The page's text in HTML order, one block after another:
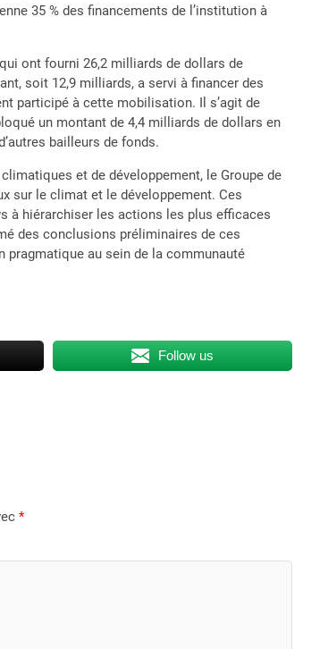
35 % des financements de l’institution à
ont fourni 26,2 milliards de dollars de
soit 12,9 milliards, a servi à financer des
participé à cette mobilisation. Il s’agit de
un montant de 4,4 milliards de dollars en
bailleurs de fonds.
et de développement, le Groupe de
sur le climat et le développement. Ces
à hiérarchiser les actions les plus efficaces
des conclusions préliminaires de ces
pragmatique au sein de la communauté
Follow us
*